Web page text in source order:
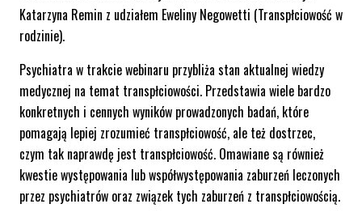
Katarzyna Remin z udziałem Eweliny Negowetti (Transpłciowość w
rodzinie).
Psychiatra w trakcie webinaru przybliża stan aktualnej wiedzy
medycznej na temat transpłciowości. Przedstawia wiele bardzo
konkretnych i cennych wyników prowadzonych badań, które
pomagają lepiej zrozumieć transpłciowość, ale też dostrzec,
czym tak naprawdę jest transpłciowość. Omawiane są również
kwestie występowania lub współwystępowania zaburzeń leczonych
przez psychiatrów oraz związek tych zaburzeń z transpłciowością.